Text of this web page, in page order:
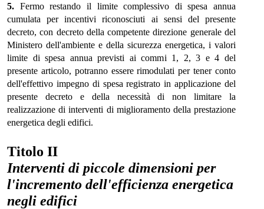
5. Fermo restando il limite complessivo di spesa annua
cumulata per incentivi riconosciuti ai sensi del presente
decreto, con decreto della competente direzione generale del
Ministero dell'ambiente e della sicurezza energetica, i valori
limite di spesa annua previsti ai commi 1, 2, 3 e 4 del
presente articolo, potranno essere rimodulati per tener conto
dell'effettivo impegno di spesa registrato in applicazione del
presente decreto e della necessità di non limitare la
realizzazione di interventi di miglioramento della prestazione
energetica degli edifici.
Titolo II
Interventi di piccole dimensioni per
l'incremento dell'efficienza energetica
negli edifici